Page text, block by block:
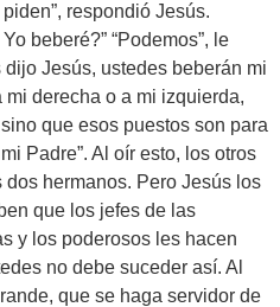
respondió Jesús.
beberé?” “Podemos”, le
Jesús, ustedes beberán mi
derecha o a mi izquierda,
que esos puestos son para
Padre”. Al oír esto, los otros
hermanos. Pero Jesús los
que los jefes de las
y los poderosos les hacen
no debe suceder así. Al
que se haga servidor de